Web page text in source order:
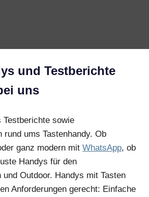
und Testberichte
uns
Testberichte sowie
rund ums Tastenhandy. Ob
ganz modern mit WhatsApp, ob
Handys für den
und Outdoor. Handys mit Tasten
Anforderungen gerecht: Einfache